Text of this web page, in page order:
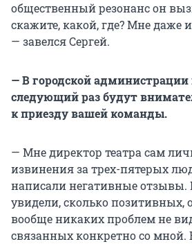
общественный резонанс он
скажите, какой, где? Мне даже
— завелся Сергей.
— В городской администрации
следующий раз будут
к приезду вашей команды.
— Мне директор театра сам
извинения за трех-пятерых
написали негативные отзывы.
увидели, сколько позитивных,
вообще никаких проблем не
связанных конкретно со